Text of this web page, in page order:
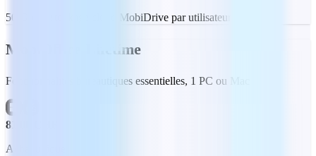
50 Go de stockage cloud MobiDrive par utilisateur
MobiOffice Lifetime
Fonctionnalités bureautiques essentielles, 1 PC ou Mac
81.00 CHF
Achat unique